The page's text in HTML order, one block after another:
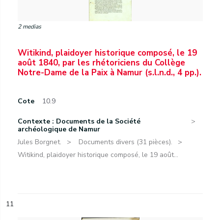
2 medias
Witikind, plaidoyer historique composé, le 19
août 1840, par les rhétoriciens du Collège
Notre-Dame de la Paix à Namur (s.l.n.d., 4 pp.).
Cote 10.9
Contexte : Documents de la Société
archéologique de Namur
Jules Borgnet.
Documents divers (31 pièces).
Witikind, plaidoyer historique composé, le 19 août...
11